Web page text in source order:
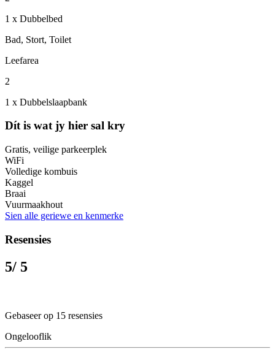
1 x Dubbelbed
Bad, Stort, Toilet
Leefarea
2
1 x Dubbelslaapbank
Dít is wat jy hier sal kry
Gratis, veilige parkeerplek
WiFi
Volledige kombuis
Kaggel
Braai
Vuurmaakhout
Sien alle geriewe en kenmerke
Resensies
5/ 5
Gebaseer op 15 resensies
Ongelooflik